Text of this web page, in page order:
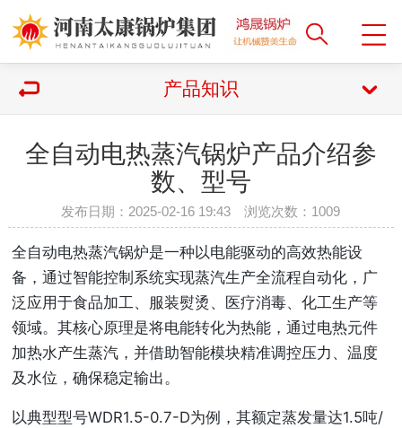
产品知识
全自动电热蒸汽锅炉产品介绍参
数、型号
发布日期：2025-02-16 19:43 浏览次数： 1009
全自动电热蒸汽锅炉是一种以电能驱动的高效热能设
备，通过智能控制系统实现蒸汽生产全流程自动化，广
泛应用于食品加工、服装熨烫、医疗消毒、化工生产等
领域。其核心原理是将电能转化为热能，通过电热元件
加热水产生蒸汽，并借助智能模块精准调控压力、温度
及水位，确保稳定输出。
以典型型号WDR1.5-0.7-D为例，其额定蒸发量达1.5吨/